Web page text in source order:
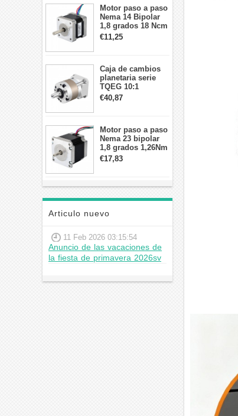
Motor paso a paso
Nema 14 Bipolar
1,8 grados 18 Ncm
0,8 A 5,74 V 35 x
35 x 34 mm 4
€11,25
Caja de cambios
planetaria serie
TQEG 10:1
contragolpe 15
arcmin para motor
€40,87
Motor paso a paso
Nema 23 bipolar
1,8 grados 1,26Nm
2,8A 2,5V
57x57x56mm 4
€17,83
Articulo nuevo
11 Feb 2026 03:15:54
Anuncio de las vacaciones de
la fiesta de primavera 2026sv